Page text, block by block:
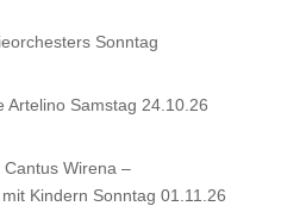
Sonntag
Artelino Samstag 24.10.26
Wirena –
Kindern Sonntag 01.11.26